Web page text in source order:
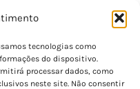
tecnologias como
do dispositivo.
processar dados, como
neste site. Não consentir